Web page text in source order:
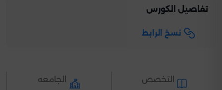
تفاصيل الكورس
نسخ الرابط
التخصص الجامعه